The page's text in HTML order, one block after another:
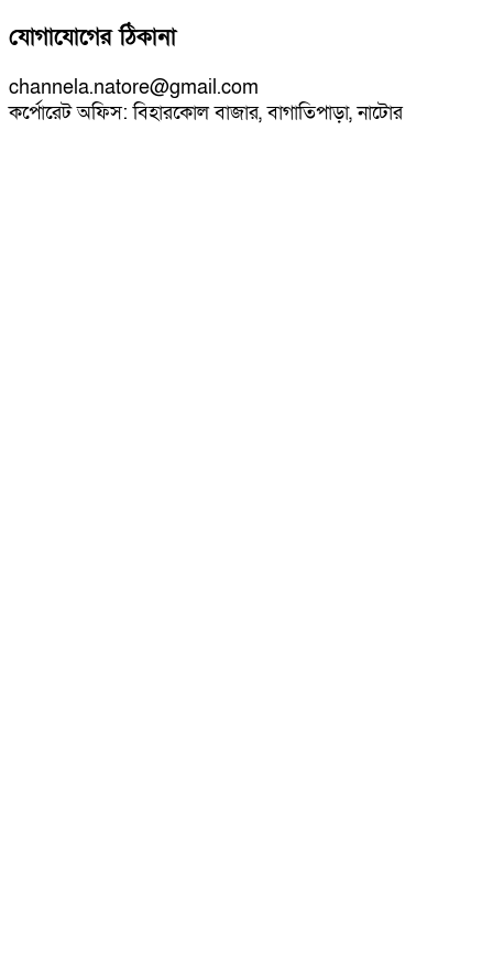
যোগাযোগের ঠিকানা
channela.natore@gmail.com
কর্পোরেট অফিস: বিহারকোল বাজার, বাগাতিপাড়া, নাটোর